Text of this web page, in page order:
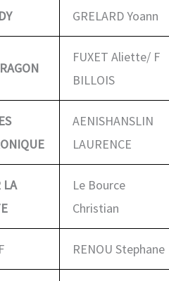
GRELARD Yoann
FUXET Aliette/ F
BILLOIS
AENISHANSLIN
LAURENCE
LA
Le Bource
Christian
RENOU Stephane